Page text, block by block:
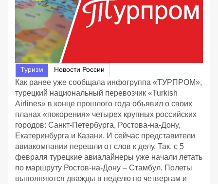
Туризм Новости России
Как ранее уже сообщала инфогруппа «ТУРПРОМ»,
турецкий национальный перевозчик «Turkish
Airlines» в конце прошлого года объявил о своих
планах «покорения» четырех крупных российских
городов: Санкт-Петербурга, Ростова-на-Дону,
Екатеринбурга и Казани. И сейчас представители
авиакомпании перешли от слов к делу. Так, с 5
февраля турецкие авиалайнеры уже начали летать
по маршруту Ростов-на-Дону – Стамбул. Полеты
выполняются дважды в неделю по четвергам и